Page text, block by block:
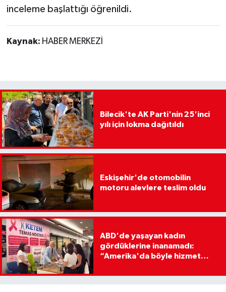
inceleme başlattığı öğrenildi.
Kaynak: HABER MERKEZİ
Bilecik'te AK Parti'nin 25'inci
yılı için lokma dağıtıldı
Eskişehir'de otomobilin
motoru alevlere teslim oldu
ABD'de yaşayan kadın
gördüklerine inanamadı:
“Amerika'da böyle hizmet